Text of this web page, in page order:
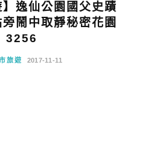
】逸仙公園國父史蹟
鬧中取靜秘密花園
3256
旅遊 2017-11-11